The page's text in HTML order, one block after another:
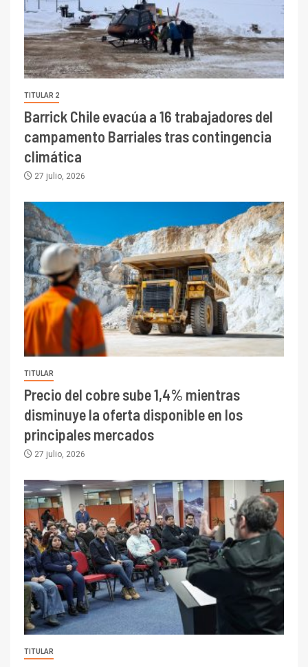
TITULAR 2
Barrick Chile evacúa a 16 trabajadores del
campamento Barriales tras contingencia
climática
27 julio, 2026
TITULAR
Precio del cobre sube 1,4% mientras
disminuye la oferta disponible en los
principales mercados
27 julio, 2026
TITULAR